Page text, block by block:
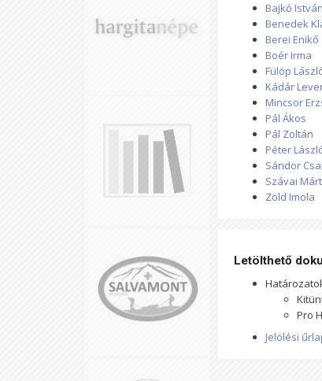
Bajkó István
Benedek
Berei Enikő
Boér Irma
Fülöp
Kádár
Mincsor
Pál Ákos
Pál Zoltán
Péter
Sándor
Szávai
Zöld Imola
Letölthető
Pro
Jelölési